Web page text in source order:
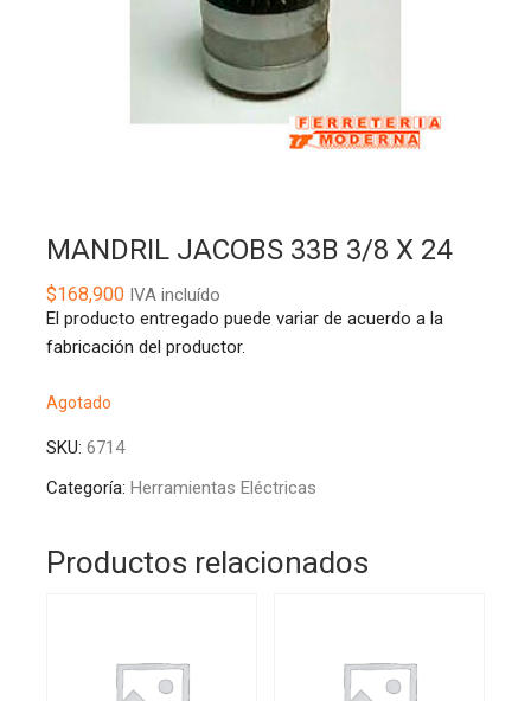
MANDRIL JACOBS 33B 3/8 X 24
$168,900IVA incluído
El producto entregado puede variar de acuerdo a la
fabricación del productor.
Agotado
SKU: 6714
Categoría: Herramientas Eléctricas
Productos relacionados